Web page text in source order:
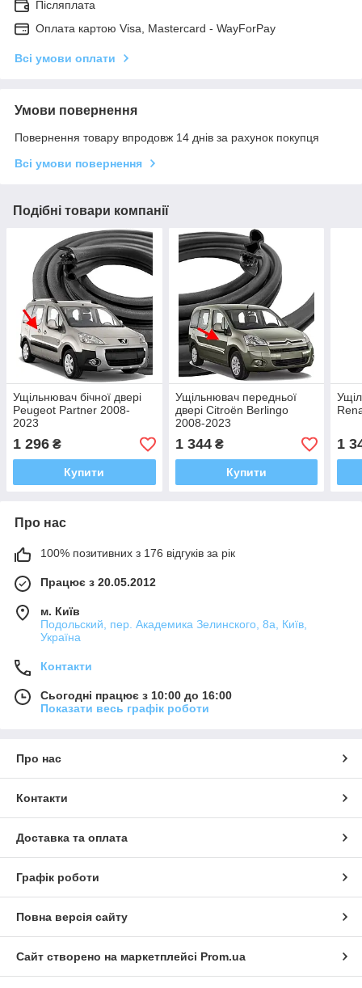
Післяплата
Оплата картою Visa, Mastercard - WayForPay
Всі умови оплати
Умови повернення
Повернення товару впродовж 14 днів за рахунок покупця
Всі умови повернення
Подібні товари компанії
Ущільнювач бічної двері
Peugeot Partner 2008-
2023
1 296 ₴
Купити
Ущільнювач передньої
двері Citroën Berlingo
2008-2023
1 344₴
Купити
1
Про нас
100% позитивних з 176 відгуків за рік
Працює з 20.05.2012
м. Київ
Подольский, пер. Академика Зелинского, 8а, Київ,
Україна
Контакти
Сьогодні працює з 10:00 до 16:00
Показати весь графік роботи
Про нас
Контакти
Доставка та оплата
Графік роботи
Повна версія сайту
Сайт створено на маркетплейсі Prom.ua